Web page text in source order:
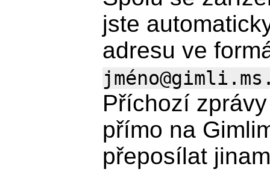
jste
adresu ve
Příchozí
přímo na
přeposílat